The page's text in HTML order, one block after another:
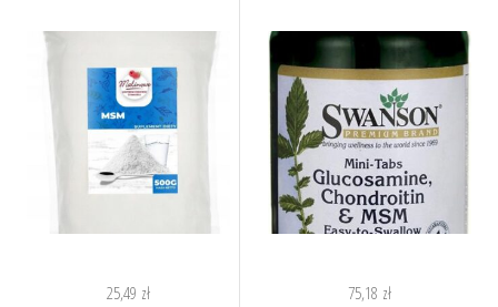
25,49 zł 75,18 zł